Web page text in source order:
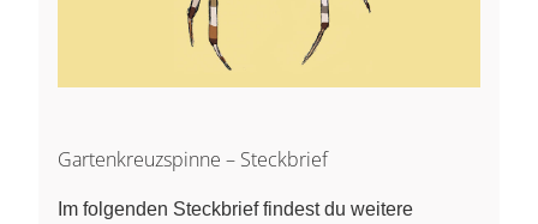
Gartenkreuzspinne – Steckbrief
Im folgenden Steckbrief findest du weitere